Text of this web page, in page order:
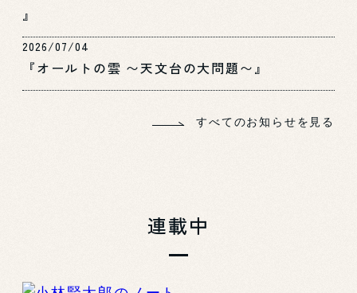
』
2026/07/04
『オールトの雲 〜天文台の大問題〜』
すべてのお知らせを見る
連載中